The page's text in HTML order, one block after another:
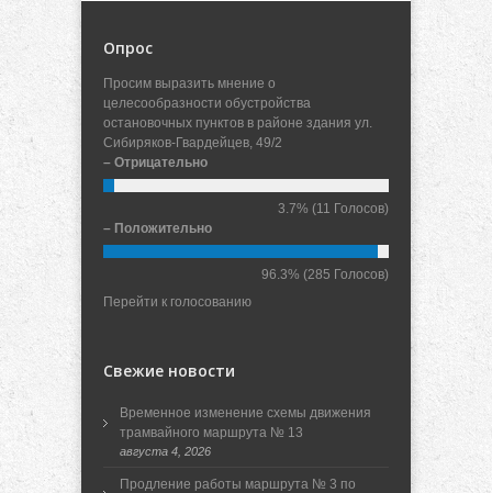
Опрос
Просим выразить мнение о
целесообразности обустройства
остановочных пунктов в районе здания ул.
Сибиряков-Гвардейцев, 49/2
– Отрицательно
3.7% (11 Голосов)
– Положительно
96.3% (285 Голосов)
Перейти к голосованию
Свежие новости
Временное изменение схемы движения
трамвайного маршрута № 13
августа 4, 2026
Продление работы маршрута № 3 по